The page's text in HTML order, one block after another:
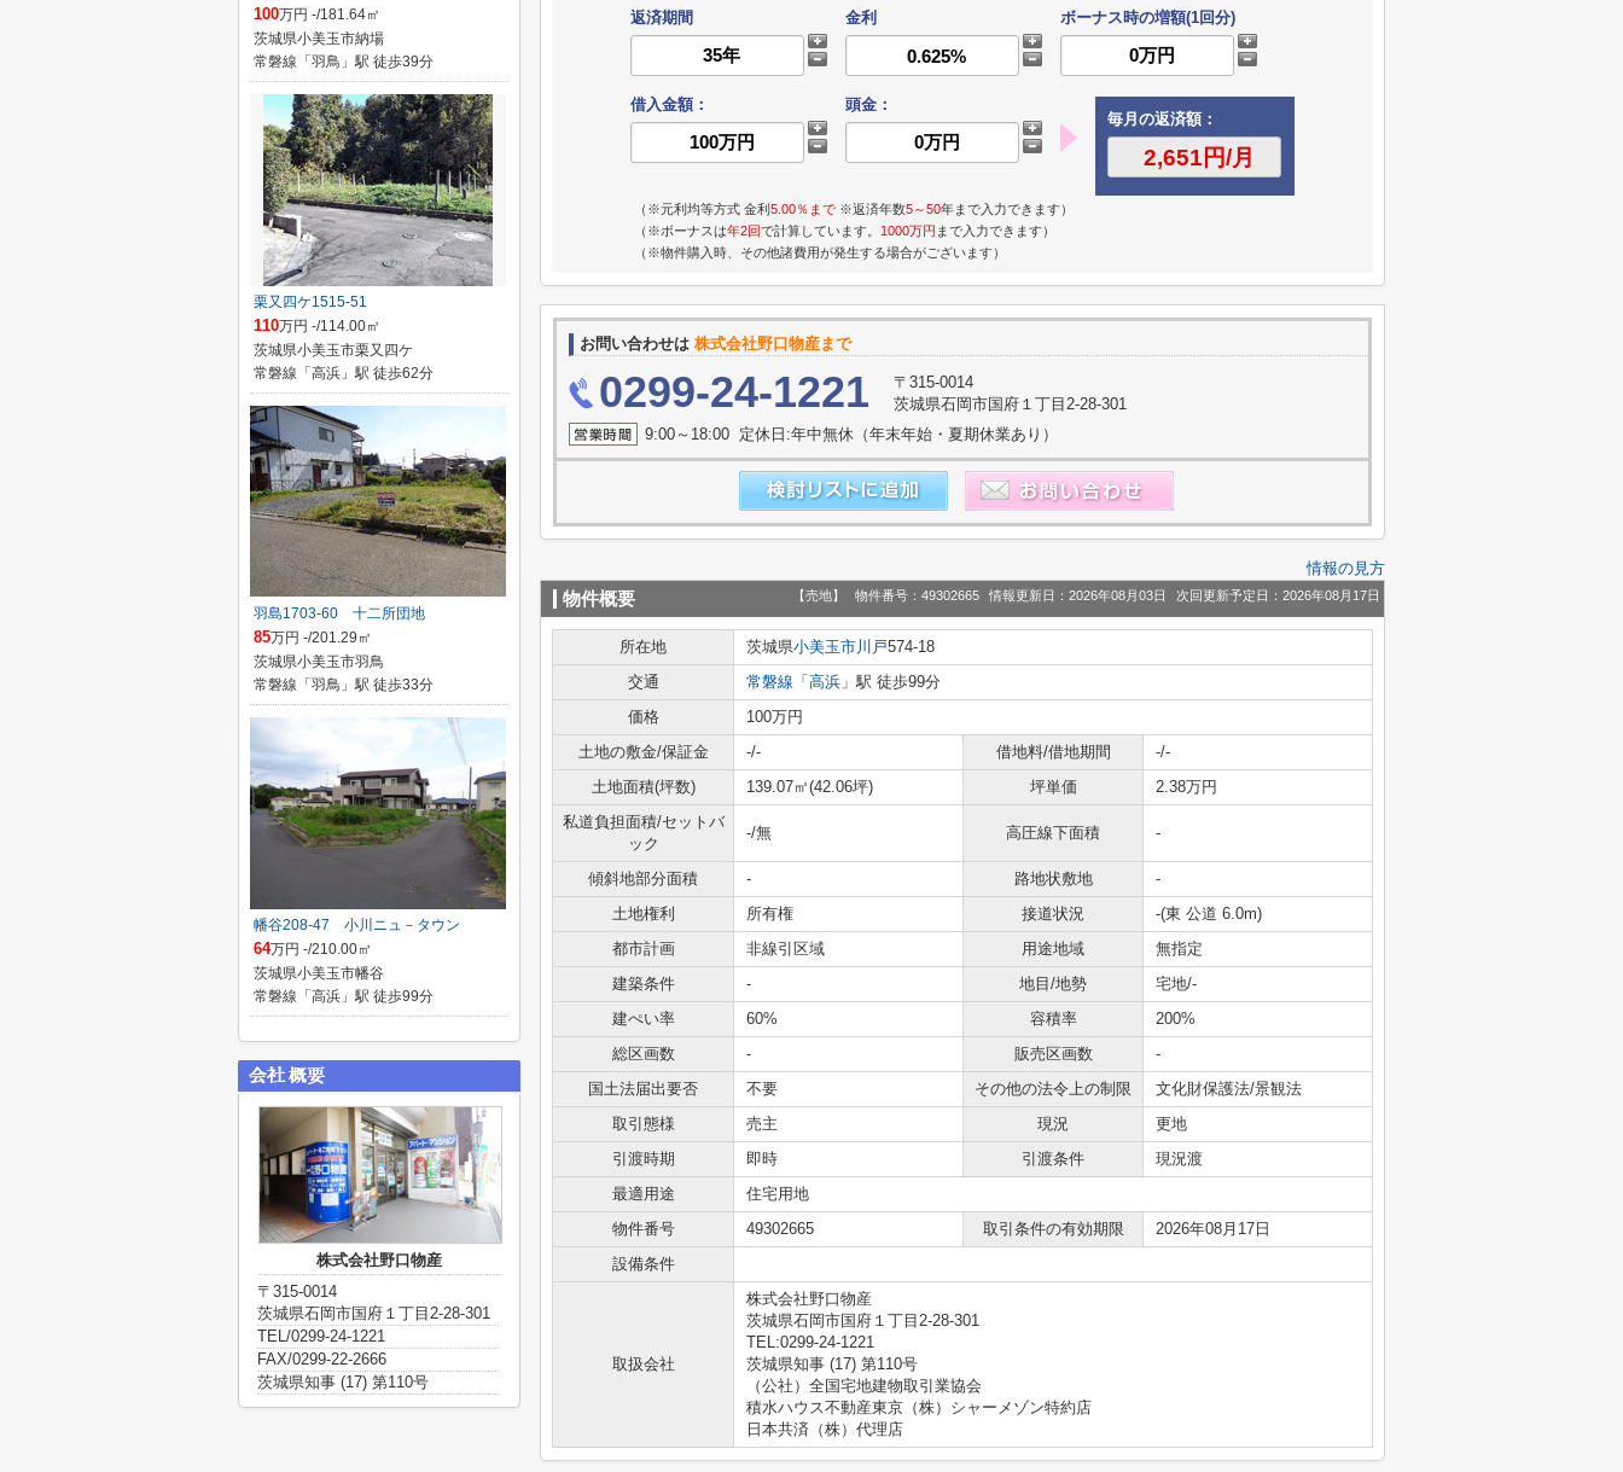
返済期間 金利 ボーナス時の増額(1回分)
借入金額：
頭金：
毎月の返済額：
（※元利均等方式 金利5.00％まで ※返済年数5～50年まで入力できます）
（※ボーナスは年2回で計算しています。 1000万円 まで入力できます）
（※物件購入時、その他諸費用が発生する場合がございます）
お問い合わせは 株式会社野口物産まで
0299-24-1221
〒315-0014
茨城県石岡市国府１丁目2-28-301
9:00～18:00 定休日:年中無休（年末年始・夏期休業あり）
情報の見方
物件概要 【売地】 物件番号：49302665 情報更新日：2026年08月03日 次回更新予定日：2026年08月17日
所在地 茨城県小美玉市川戸574-18
交通
常磐線 「 高浜 」駅 徒歩99分
価格
100万円
土地の敷金/保証金
-/- 借地料/借地期間
-/-
土地面積(坪数)
139.07㎡(42.06坪) 坪単価
2.38万円
私道負担面積/セットバ
ック
-/無 高圧線下面積 -
傾斜地部分面積 - 路地状敷地
-
土地権利
所有権 接道状況
-(東 公道 6.0m)
都市計画
非線引区域 用途地域
無指定
建築条件
- 地目/地勢
宅地/-
建ぺい率
60% 容積率
200%
総区画数
- 販売区画数
-
国土法届出要否
不要 その他の法令上の制限
文化財保護法/景観法
取引態様
売主 現況
更地
引渡時期
即時 引渡条件
現況渡
最適用途
住宅用地
物件番号
49302665 取引条件の有効期限
2026年08月17日
設備条件
取扱会社
株式会社野口物産
茨城県石岡市国府１丁目2-28-301
TEL:0299-24-1221
茨城県知事 (17) 第110号
（公社）全国宅地建物取引業協会
積水ハウス不動産東京（株）シャーメゾン特約店
日本共済（株）代理店
100万円 -/181.64㎡
茨城県小美玉市納場
常磐線「羽鳥」駅 徒歩39分
栗又四ケ1515-51
110万円 -/114.00㎡
茨城県小美玉市栗又四ケ
常磐線「高浜」駅 徒歩62分
羽島1703-60 十二所団地
85万円 -/201.29㎡
茨城県小美玉市羽鳥
常磐線「羽鳥」駅 徒歩33分
幡谷208-47 小川ニュ－タウン
64万円 -/210.00㎡
茨城県小美玉市幡谷
常磐線「高浜」駅 徒歩99分
株式会社野口物産
〒315-0014
茨城県石岡市国府１丁目2-28-301
TEL/0299-24-1221
FAX/0299-22-2666
茨城県知事 (17) 第110号